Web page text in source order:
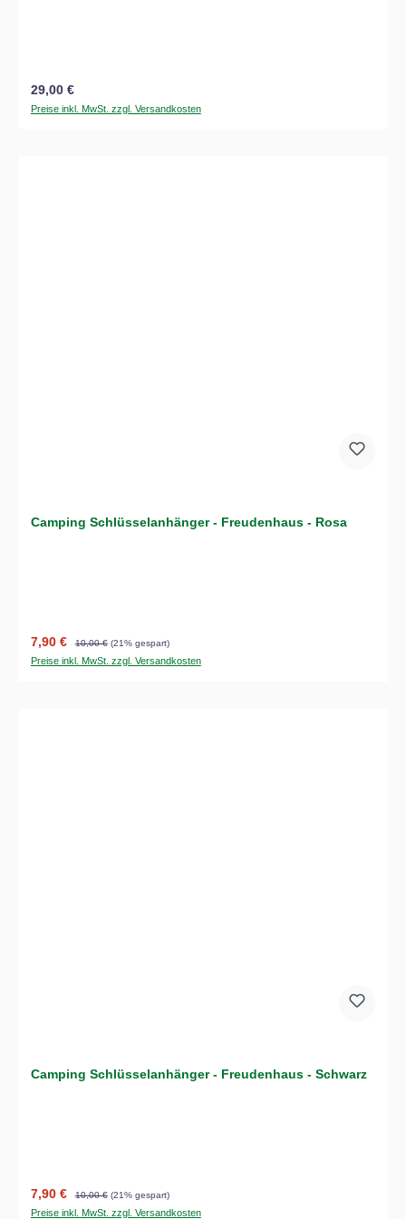
Regulärer Preis:
29,00 €
Preise inkl. MwSt. zzgl. Versandkosten
Camping Schlüsselanhänger - Freudenhaus - Rosa
Verkaufspreis:
7,90 € Regulärer Preis:
10,00 € (21% gespart)
Preise inkl. MwSt. zzgl. Versandkosten
Camping Schlüsselanhänger - Freudenhaus - Schwarz
Verkaufspreis:
7,90 € Regulärer Preis:
10,00 € (21% gespart)
Preise inkl. MwSt. zzgl. Versandkosten